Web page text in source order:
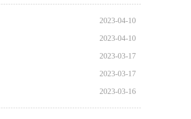
2023-04-10
2023-04-10
2023-03-17
2023-03-17
2023-03-16